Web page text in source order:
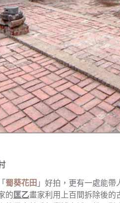
蜀葵花田 」好拍，更有一處能帶
的 匡乙畫家利用上百間拆除後的